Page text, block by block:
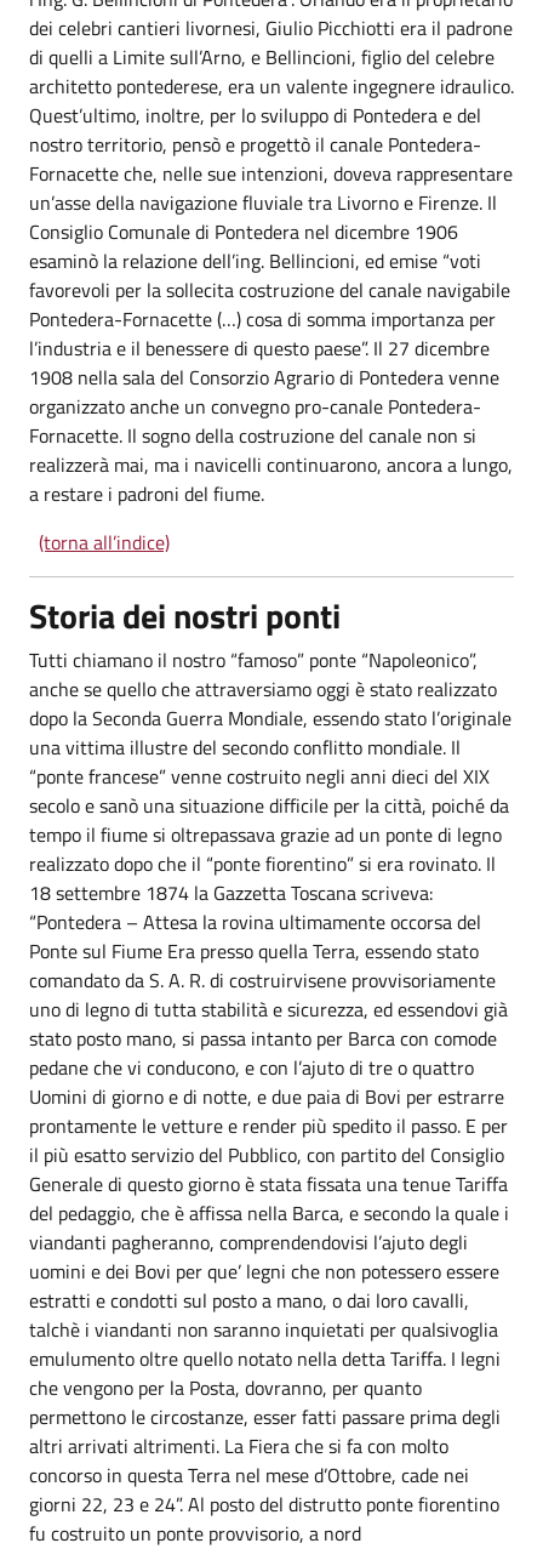
dei celebri cantieri livornesi, Giulio Picchiotti era il padrone
di quelli a Limite sull’Arno, e Bellincioni, figlio del celebre
architetto pontederese, era un valente ingegnere idraulico.
Quest’ultimo, inoltre, per lo sviluppo di Pontedera e del
nostro territorio, pensò e progettò il canale Pontedera-
Fornacette che, nelle sue intenzioni, doveva rappresentare
un’asse della navigazione fluviale tra Livorno e Firenze. Il
Consiglio Comunale di Pontedera nel dicembre 1906
esaminò la relazione dell’ing. Bellincioni, ed emise “voti
favorevoli per la sollecita costruzione del canale navigabile
Pontedera-Fornacette (…) cosa di somma importanza per
l’industria e il benessere di questo paese”. Il 27 dicembre
1908 nella sala del Consorzio Agrario di Pontedera venne
organizzato anche un convegno pro-canale Pontedera-
Fornacette. Il sogno della costruzione del canale non si
realizzerà mai, ma i navicelli continuarono, ancora a lungo,
a restare i padroni del fiume.
(torna all’indice)
Storia dei nostri ponti
Tutti chiamano il nostro “famoso” ponte “Napoleonico”,
anche se quello che attraversiamo oggi è stato realizzato
dopo la Seconda Guerra Mondiale, essendo stato l’originale
una vittima illustre del secondo conflitto mondiale. Il
“ponte francese” venne costruito negli anni dieci del XIX
secolo e sanò una situazione difficile per la città, poiché da
tempo il fiume si oltrepassava grazie ad un ponte di legno
realizzato dopo che il “ponte fiorentino” si era rovinato. Il
18 settembre 1874 la Gazzetta Toscana scriveva:
“Pontedera – Attesa la rovina ultimamente occorsa del
Ponte sul Fiume Era presso quella Terra, essendo stato
comandato da S. A. R. di costruirvisene provvisoriamente
uno di legno di tutta stabilità e sicurezza, ed essendovi già
stato posto mano, si passa intanto per Barca con comode
pedane che vi conducono, e con l’ajuto di tre o quattro
Uomini di giorno e di notte, e due paia di Bovi per estrarre
prontamente le vetture e render più spedito il passo. E per
il più esatto servizio del Pubblico, con partito del Consiglio
Generale di questo giorno è stata fissata una tenue Tariffa
del pedaggio, che è affissa nella Barca, e secondo la quale i
viandanti pagheranno, comprendendovisi l’ajuto degli
uomini e dei Bovi per que’ legni che non potessero essere
estratti e condotti sul posto a mano, o dai loro cavalli,
talchè i viandanti non saranno inquietati per qualsivoglia
emulumento oltre quello notato nella detta Tariffa. I legni
che vengono per la Posta, dovranno, per quanto
permettono le circostanze, esser fatti passare prima degli
altri arrivati altrimenti. La Fiera che si fa con molto
concorso in questa Terra nel mese d’Ottobre, cade nei
giorni 22, 23 e 24”. Al posto del distrutto ponte fiorentino
fu costruito un ponte provvisorio, a nord